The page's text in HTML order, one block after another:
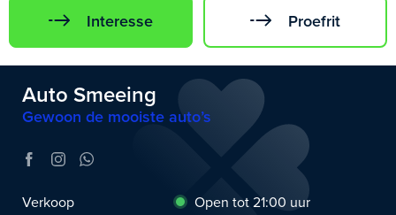
Interesse Proefrit
Auto Smeeing
Gewoon de mooiste auto’s
Verkoop
Open tot 21:00 uur